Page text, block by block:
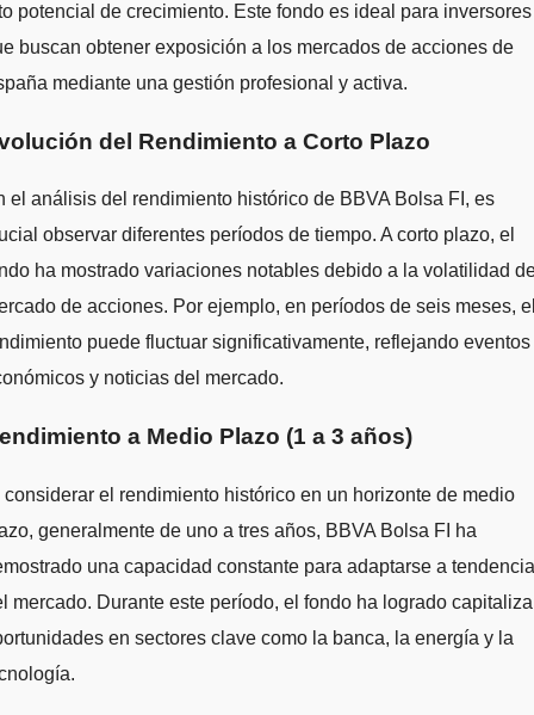
potencial de crecimiento. Este fondo es ideal para inversores
buscan obtener exposición a los mercados de acciones de
mediante una gestión profesional y activa.
del Rendimiento a Corto Plazo
el análisis del rendimiento histórico de BBVA Bolsa FI, es
observar diferentes períodos de tiempo. A corto plazo, el
ha mostrado variaciones notables debido a la volatilidad
de acciones. Por ejemplo, en períodos de seis meses,
puede fluctuar significativamente, reflejando eventos
y noticias del mercado.
a Medio Plazo (1 a 3 años)
considerar el rendimiento histórico en un horizonte de medio
generalmente de uno a tres años, BBVA Bolsa FI ha
una capacidad constante para adaptarse a
mercado. Durante este período, el fondo ha logrado
en sectores clave como la banca, la energía y la